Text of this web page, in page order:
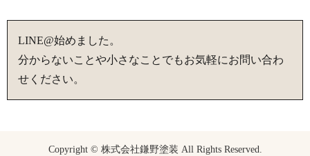
LINE@始めました。
分からないことや小さなことでもお気軽にお問い合わ
せください。
Copyright © 株式会社鎌野塗装 All Rights Reserved.